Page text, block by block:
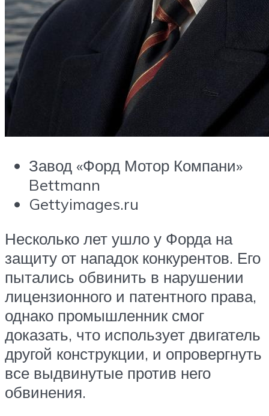
Завод «Форд Мотор Компани»
Bettmann
Gettyimages.ru
Несколько лет ушло у Форда на
защиту от нападок конкурентов. Его
пытались обвинить в нарушении
лицензионного и патентного права,
однако промышленник смог
доказать, что использует двигатель
другой конструкции, и опровергнуть
все выдвинутые против него
обвинения.